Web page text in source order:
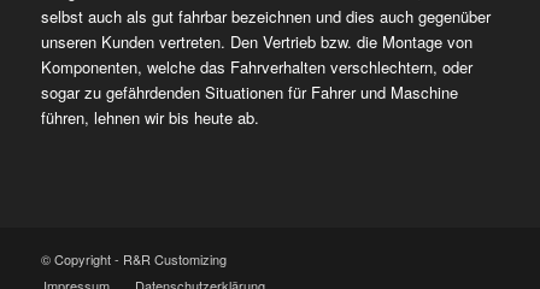
selbst auch als gut fahrbar bezeichnen und dies auch gegenüber
unseren Kunden vertreten. Den Vertrieb bzw. die Montage von
Komponenten, welche das Fahrverhalten verschlechtern, oder
sogar zu gefährdenden Situationen für Fahrer und Maschine
führen, lehnen wir bis heute ab.
© Copyright - R&R Customizing